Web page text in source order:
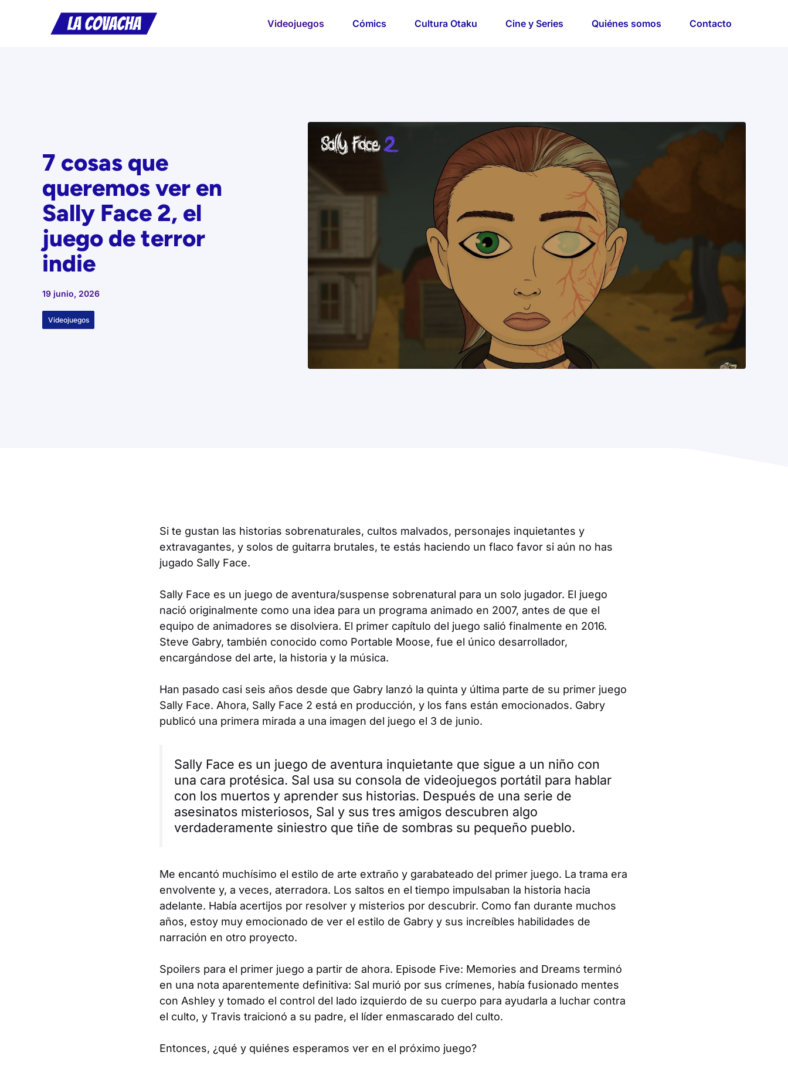
Videojuegos Cómics Cultura Otaku Cine y Series Quiénes somos Contacto
7 cosas que
queremos ver en
Sally Face 2, el
juego de terror
indie
19 junio, 2026
Videojuegos
Si te gustan las historias sobrenaturales, cultos malvados, personajes inquietantes y
extravagantes, y solos de guitarra brutales, te estás haciendo un flaco favor si aún no has
jugado Sally Face.
Sally Face es un juego de aventura/suspense sobrenatural para un solo jugador. El juego
nació originalmente como una idea para un programa animado en 2007, antes de que el
equipo de animadores se disolviera. El primer capítulo del juego salió finalmente en 2016.
Steve Gabry, también conocido como Portable Moose, fue el único desarrollador,
encargándose del arte, la historia y la música.
Han pasado casi seis años desde que Gabry lanzó la quinta y última parte de su primer juego
Sally Face. Ahora, Sally Face 2 está en producción, y los fans están emocionados. Gabry
publicó una primera mirada a una imagen del juego el 3 de junio.
Sally Face es un juego de aventura inquietante que sigue a un niño con
una cara protésica. Sal usa su consola de videojuegos portátil para hablar
con los muertos y aprender sus historias. Después de una serie de
asesinatos misteriosos, Sal y sus tres amigos descubren algo
verdaderamente siniestro que tiñe de sombras su pequeño pueblo.
Me encantó muchísimo el estilo de arte extraño y garabateado del primer juego. La trama era
envolvente y, a veces, aterradora. Los saltos en el tiempo impulsaban la historia hacia
adelante. Había acertijos por resolver y misterios por descubrir. Como fan durante muchos
años, estoy muy emocionado de ver el estilo de Gabry y sus increíbles habilidades de
narración en otro proyecto.
Spoilers para el primer juego a partir de ahora. Episode Five: Memories and Dreams terminó
en una nota aparentemente definitiva: Sal murió por sus crímenes, había fusionado mentes
con Ashley y tomado el control del lado izquierdo de su cuerpo para ayudarla a luchar contra
el culto, y Travis traicionó a su padre, el líder enmascarado del culto.
Entonces, ¿qué y quiénes esperamos ver en el próximo juego?